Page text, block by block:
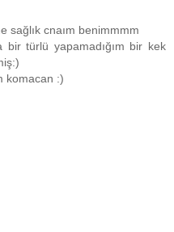
sağlık cnaım benimmmm
türlü yapamadığım bir kek
komacan :)